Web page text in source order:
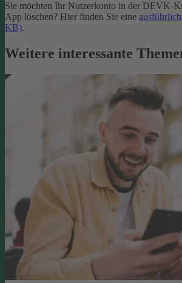
Sie möchten Ihr Nutzerkonto in der DEVK-
App löschen? Hier finden Sie eine
KB).
Weitere interessante